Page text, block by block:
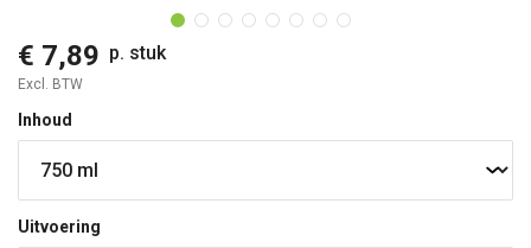
€ 7,89 p. stuk
Excl. BTW
Inhoud
Uitvoering